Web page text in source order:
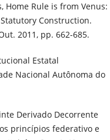
Home Rule is from Venus:
Construction.
2011, pp. 662-685.
Estatal
Nacional Autônoma do
Derivado Decorrente
princípios federativo e